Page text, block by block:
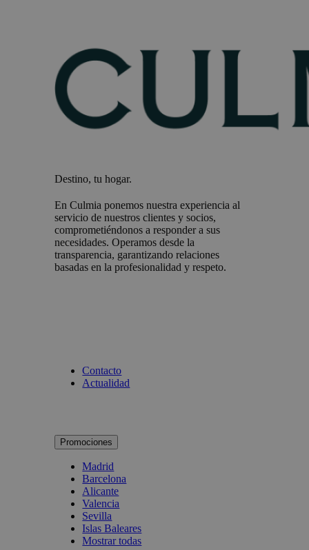
Destino, tu hogar.
En Culmia ponemos nuestra experiencia al
servicio de nuestros clientes y socios,
comprometiéndonos a responder a sus
necesidades. Operamos desde la
transparencia, garantizando relaciones
basadas en la profesionalidad y respeto.
Contacto
Actualidad
Promociones
Madrid
Barcelona
Alicante
Valencia
Sevilla
Islas Baleares
Mostrar todas